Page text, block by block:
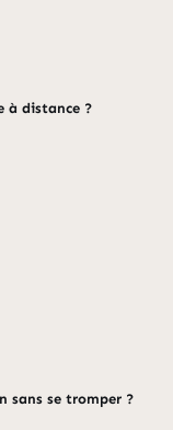
à distance ?
sans se tromper ?